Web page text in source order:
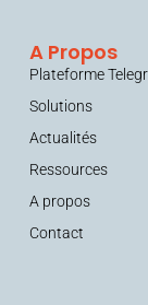
A Propos
Plateforme
Solutions
Actualités
Ressources
A propos
Contact